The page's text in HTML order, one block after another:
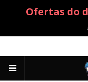
Ofertas do